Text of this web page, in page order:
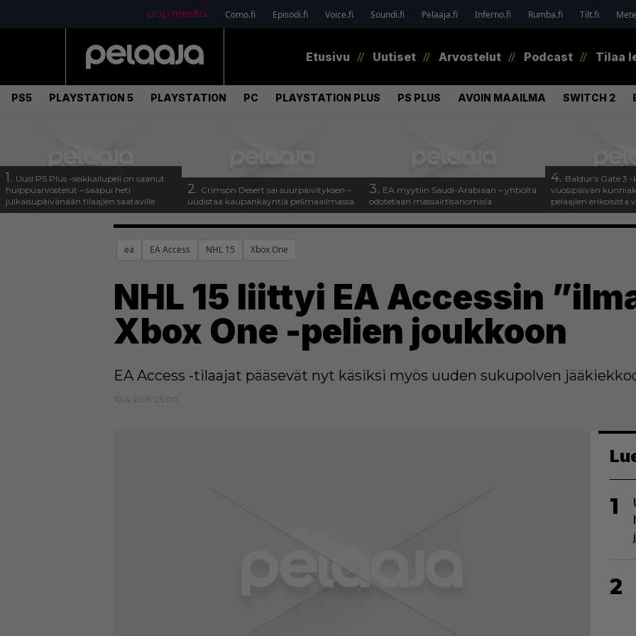
Como.fi Episodi.fi Voice.fi Soundi.fi Pelaaja.fi Inferno.fi Rumba.fi Tilt.fi
Etusivu Uutiset Arvostelut Podcast Tilaa
PS5 PLAYSTATION 5 PLAYSTATION PC PLAYSTATION PLUS PS PLUS AVOIN MAAILMA SWITCH 2
1. Uusi PS Plus -seikkailupeli on saanut
huippuarvostelut – saapui heti
julkaisupäivänään tilaajien saataville
2. Crimson Desert sai suurpäivityksen –
uudistaa kaupankäyntiä pelimaailmassa
3. EA myytiin Saudi-Arabiaan – yhtiöltä
odotetaan massairtisanomisia
4. Baldur’s Gate 3
vuosipäivän
pelaajien erikoisista
ea EA Access NHL 15 Xbox One
NHL 15 liittyi EA Accessin
Xbox One -pelien joukkoon
EA Access -tilaajat pääsevät nyt käsiksi myös uuden sukupolven
10.4.2015 05:00
1
2